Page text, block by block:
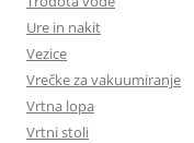
Ure in nakit
Vezice
Vrečke za vakuumiranje
Vrtna lopa
Vrtni stoli